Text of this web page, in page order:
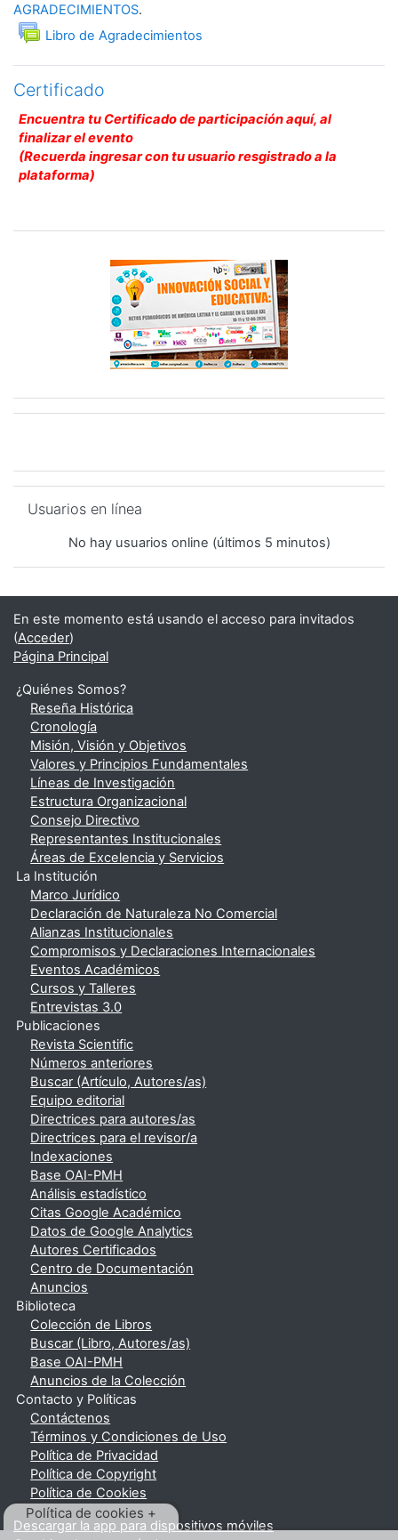
Política de cookies +
AGRADECIMIENTOS.
Libro de Agradecimientos
Foro
Certificado
Encuentra tu Certificado de participación aquí, al
finalizar el evento
(Recuerda ingresar con tu usuario resgistrado a la
plataforma)
Usuarios en línea
No hay usuarios online (últimos 5 minutos)
En este momento está usando el acceso para invitados
(Acceder)
Página Principal
¿Quiénes Somos?
Reseña Histórica
Cronología
Misión, Visión y Objetivos
Valores y Principios Fundamentales
Líneas de Investigación
Estructura Organizacional
Consejo Directivo
Representantes Institucionales
Áreas de Excelencia y Servicios
La Institución
Marco Jurídico
Declaración de Naturaleza No Comercial
Alianzas Institucionales
Compromisos y Declaraciones Internacionales
Eventos Académicos
Cursos y Talleres
Entrevistas 3.0
Publicaciones
Revista Scientific
Números anteriores
Buscar (Artículo, Autores/as)
Equipo editorial
Directrices para autores/as
Directrices para el revisor/a
Indexaciones
Base OAI-PMH
Análisis estadístico
Citas Google Académico
Datos de Google Analytics
Autores Certificados
Centro de Documentación
Anuncios
Biblioteca
Colección de Libros
Buscar (Libro, Autores/as)
Base OAI-PMH
Anuncios de la Colección
Contacto y Políticas
Contáctenos
Términos y Condiciones de Uso
Política de Privacidad
Política de Copyright
Política de Cookies
Descargar la app para dispositivos móviles